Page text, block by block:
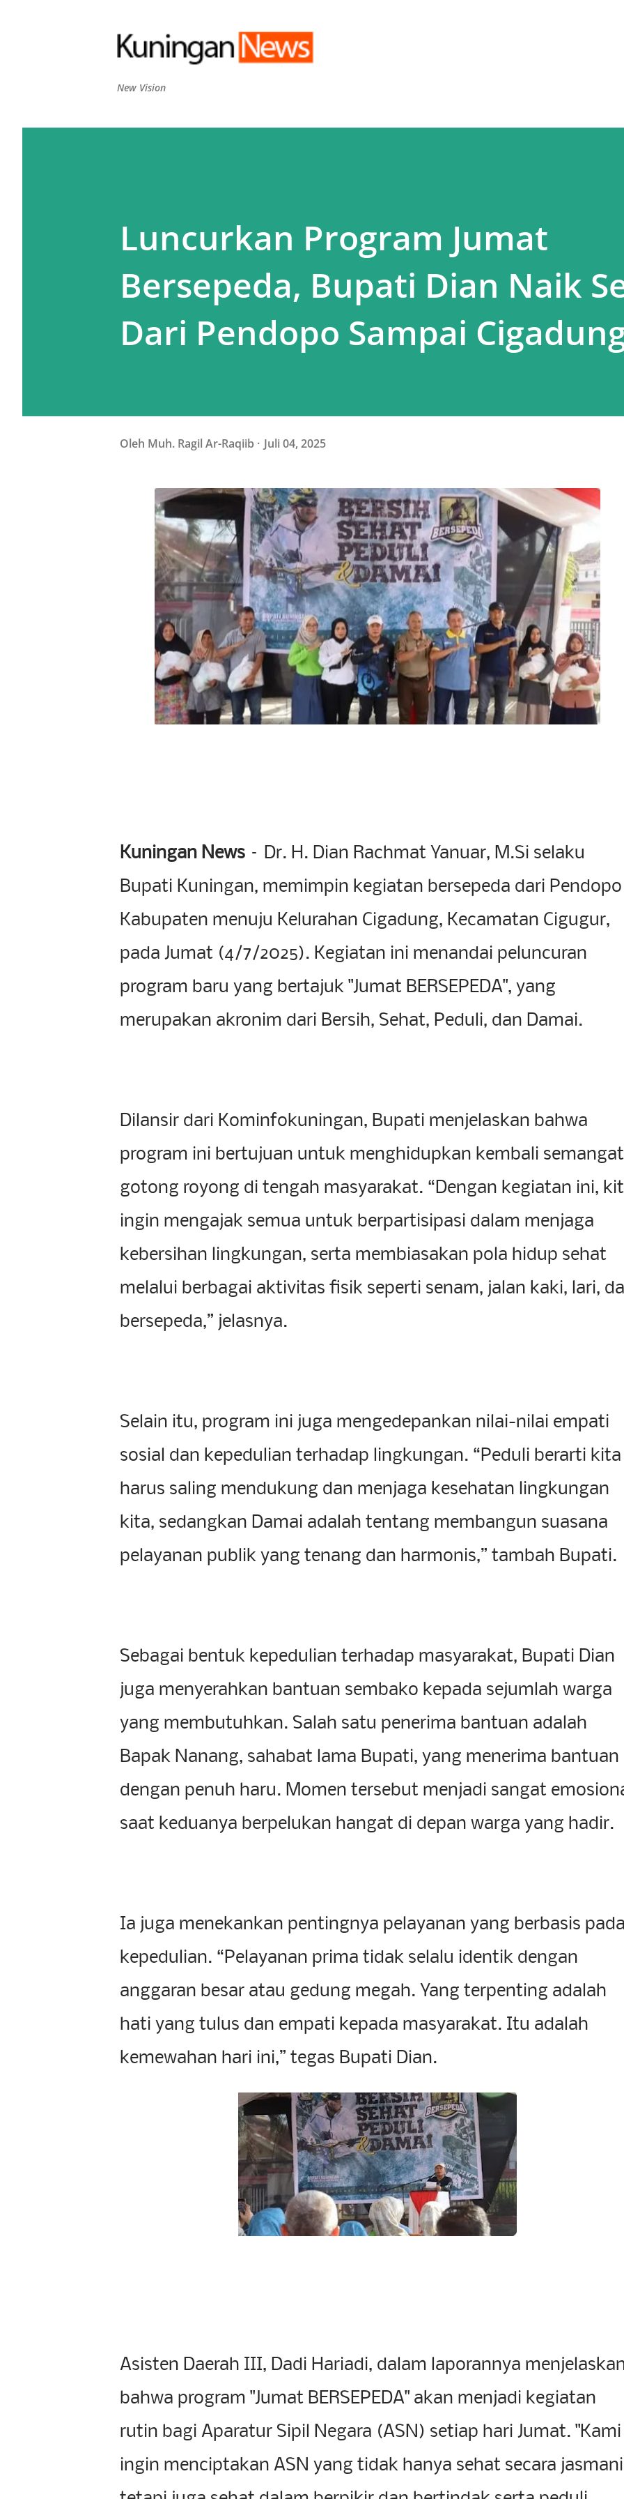
New Vision
Luncurkan Program Jumat
Bersepeda, Bupati Dian Naik
Dari Pendopo Sampai
Oleh Muh. Ragil Ar-Raqiib Juli 04, 2025
Kuningan News – Dr. H. Dian Rachmat Yanuar, M.Si selaku
Bupati Kuningan, memimpin kegiatan bersepeda dari Pendopo
Kabupaten menuju Kelurahan Cigadung, Kecamatan Cigugur,
pada Jumat (4/7/2025). Kegiatan ini menandai peluncuran
program baru yang bertajuk "Jumat BERSEPEDA", yang
merupakan akronim dari Bersih, Sehat, Peduli, dan Damai.
Dilansir dari Kominfokuningan, Bupati menjelaskan bahwa
program ini bertujuan untuk menghidupkan kembali semangat
gotong royong di tengah masyarakat. “Dengan kegiatan ini,
ingin mengajak semua untuk berpartisipasi dalam menjaga
kebersihan lingkungan, serta membiasakan pola hidup sehat
melalui berbagai aktivitas fisik seperti senam, jalan kaki, lari,
bersepeda,” jelasnya.
Selain itu, program ini juga mengedepankan nilai-nilai empati
sosial dan kepedulian terhadap lingkungan. “Peduli berarti kita
harus saling mendukung dan menjaga kesehatan lingkungan
kita, sedangkan Damai adalah tentang membangun suasana
pelayanan publik yang tenang dan harmonis,” tambah Bupati.
Sebagai bentuk kepedulian terhadap masyarakat, Bupati Dian
juga menyerahkan bantuan sembako kepada sejumlah warga
yang membutuhkan. Salah satu penerima bantuan adalah
Bapak Nanang, sahabat lama Bupati, yang menerima bantuan
dengan penuh haru. Momen tersebut menjadi sangat
saat keduanya berpelukan hangat di depan warga yang hadir.
Ia juga menekankan pentingnya pelayanan yang berbasis
kepedulian. “Pelayanan prima tidak selalu identik dengan
anggaran besar atau gedung megah. Yang terpenting adalah
hati yang tulus dan empati kepada masyarakat. Itu adalah
kemewahan hari ini,” tegas Bupati Dian.
Asisten Daerah III, Dadi Hariadi, dalam laporannya
bahwa program "Jumat BERSEPEDA" akan menjadi kegiatan
rutin bagi Aparatur Sipil Negara (ASN) setiap hari Jumat. "Kami
ingin menciptakan ASN yang tidak hanya sehat secara